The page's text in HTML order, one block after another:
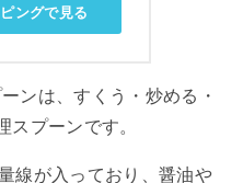
ングで見る
ンは、すくう・炒める・
スプーンです。
線が入っており、醤油や